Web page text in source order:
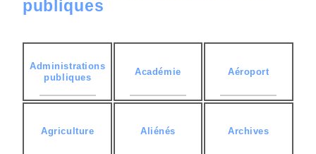
publiques
Administrations
publiques
Académie Aéroport
Agriculture Aliénés Archives